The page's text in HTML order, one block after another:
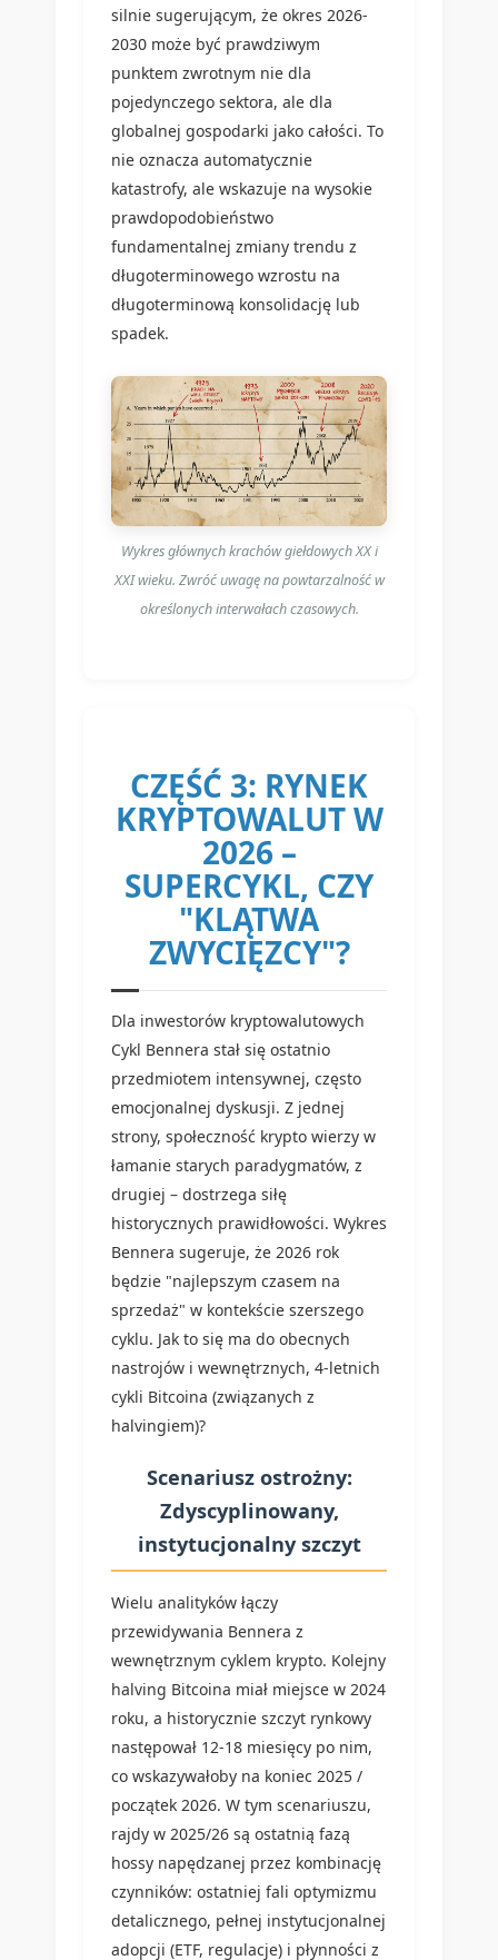
silnie sugerującym, że okres 2026-
2030 może być prawdziwym
punktem zwrotnym nie dla
pojedynczego sektora, ale dla
globalnej gospodarki jako całości. To
nie oznacza automatycznie
katastrofy, ale wskazuje na wysokie
prawdopodobieństwo
fundamentalnej zmiany trendu z
długoterminowego wzrostu na
długoterminową konsolidację lub
spadek.
Wykres głównych krachów giełdowych XX i
XXI wieku. Zwróć uwagę na powtarzalność w
określonych interwałach czasowych.
CZĘŚĆ 3: RYNEK
KRYPTOWALUT W
2026 –
SUPERCYKL, CZY
"KLĄTWA
ZWYCIĘZCY"?
Dla inwestorów kryptowalutowych
Cykl Bennera stał się ostatnio
przedmiotem intensywnej, często
emocjonalnej dyskusji. Z jednej
strony, społeczność krypto wierzy w
łamanie starych paradygmatów, z
drugiej – dostrzega siłę
historycznych prawidłowości. Wykres
Bennera sugeruje, że 2026 rok
będzie "najlepszym czasem na
sprzedaż" w kontekście szerszego
cyklu. Jak to się ma do obecnych
nastrojów i wewnętrznych, 4-letnich
cykli Bitcoina (związanych z
halvingiem)?
Scenariusz ostrożny:
Zdyscyplinowany,
instytucjonalny szczyt
Wielu analityków łączy
przewidywania Bennera z
wewnętrznym cyklem krypto. Kolejny
halving Bitcoina miał miejsce w 2024
roku, a historycznie szczyt rynkowy
następował 12-18 miesięcy po nim,
co wskazywałoby na koniec 2025 /
początek 2026. W tym scenariuszu,
rajdy w 2025/26 są ostatnią fazą
hossy napędzanej przez kombinację
czynników: ostatniej fali optymizmu
detalicznego, pełnej instytucjonalnej
adopcji (ETF, regulacje) i płynności z